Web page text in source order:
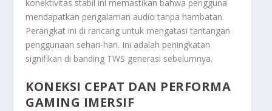
konektivitas stabil ini memastikan bahwa pengguna
mendapatkan pengalaman audio tanpa hambatan.
Perangkat ini di rancang untuk mengatasi tantangan
penggunaan sehari-hari. Ini adalah peningkatan
signifikan di banding TWS generasi sebelumnya.
KONEKSI CEPAT DAN PERFORMA
GAMING IMERSIF